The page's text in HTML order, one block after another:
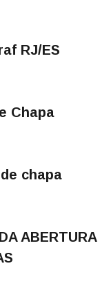
RJ/ES
Chapa
chapa
ABERTURA